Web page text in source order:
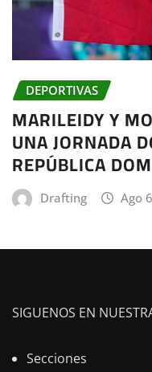
DEPORTIVAS
MARILEIDY Y
UNA JORNADA
REPÚBLICA
Drafting Ago
SIGUENOS EN
Secciones